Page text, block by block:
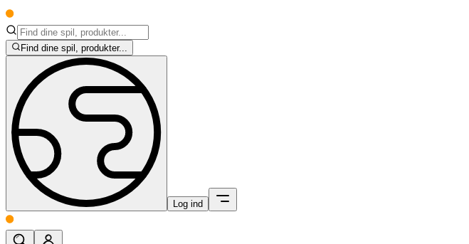
Find dine spil, produkter...
Log ind